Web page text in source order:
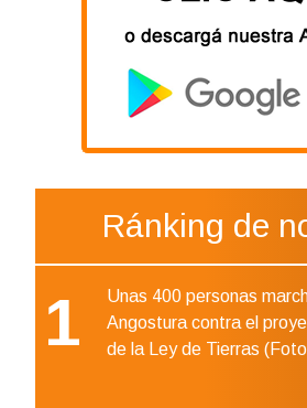
Ránking de
1
Unas 400 personas
Angostura contra el
de la Ley de Tierras